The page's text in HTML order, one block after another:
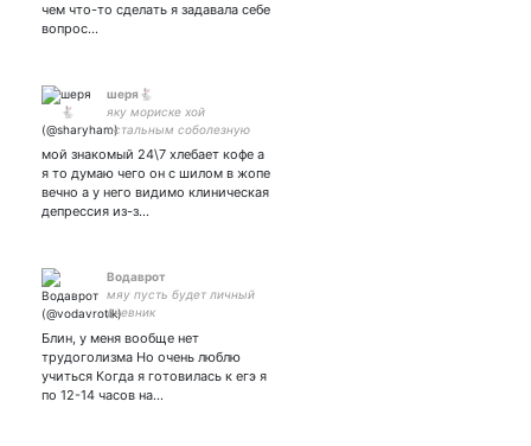
чем что-то сделать я задавала себе
вопрос…
шеря🐇
яку мориске хой
остальным соболезную
мой знакомый 24\7 хлебает кофе а
я то думаю чего он с шилом в жопе
вечно а у него видимо клиническая
депрессия из-з…
Водаврот
мяу пусть будет личный
дневник
Блин, у меня вообще нет
трудоголизма Но очень люблю
учиться Когда я готовилась к егэ я
по 12-14 часов на…